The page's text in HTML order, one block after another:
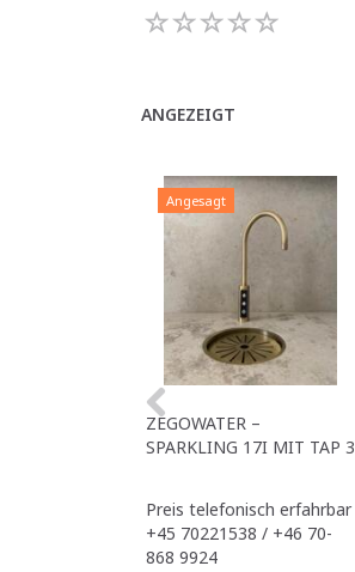
ANGEZEIGT
Angesagt
ZEGOWATER –
SPARKLING 17I MIT TAP 3
Preis telefonisch erfahrbar
+45 70221538 / +46 70-
868 9924